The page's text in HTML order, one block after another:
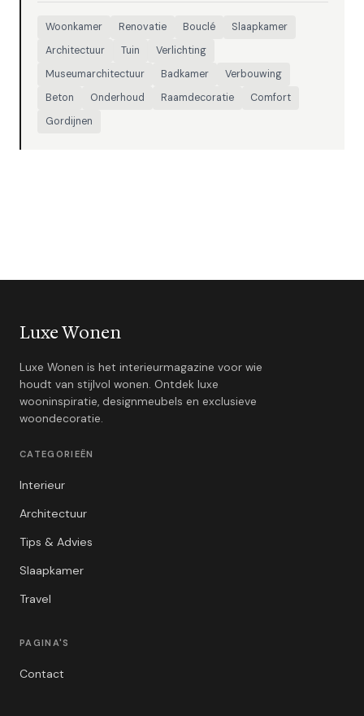
Woonkamer Renovatie Bouclé
Slaapkamer
Architectuur
Tuin
Verlichting
Museumarchitectuur
Badkamer
Verbouwing
Beton
Onderhoud Raamdecoratie
Comfort
Gordijnen
Luxe Wonen
Luxe Wonen is het interieurmagazine voor wie
houdt van stijlvol wonen. Ontdek luxe
wooninspiratie, designmeubels en exclusieve
woondecoratie.
CATEGORIEËN
Interieur
Architectuur
Tips & Advies
Slaapkamer
Travel
PAGINA'S
Contact